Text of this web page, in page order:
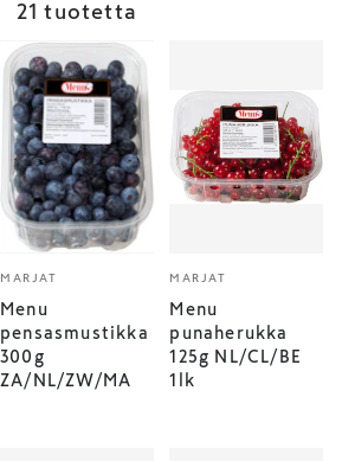
21 tuotetta
MARJAT
Menu
pensasmustikka
300g
ZA/NL/ZW/MA
MARJAT
Menu
punaherukka
125g NL/CL/BE
1lk